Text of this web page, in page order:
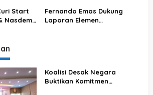
Harusnya Juga Ada Tindak
Tegas
Start
Nasdem
Fernando Emas Dukung
Laporan Elemen
Koalisi Desak Negara
Buktikan Komitmen